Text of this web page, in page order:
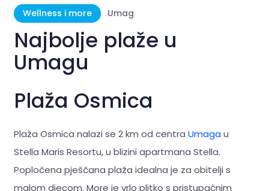
Wellness i more Umag
Najbolje plaže u
Umagu
Plaža Osmica
Plaža Osmica nalazi se 2 km od centra Umagau
Stella Maris Resortu, u blizini apartmana Stella.
Popločena pješčana plaža idealna je za obitelji s
malom djecom. More je vrlo plitko s pristupačnim